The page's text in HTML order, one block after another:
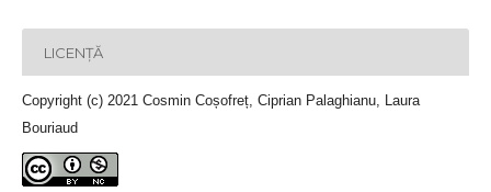
LICENȚĂ
Copyright (c) 2021 Cosmin Coșofreț, Ciprian Palaghianu, Laura
Bouriaud